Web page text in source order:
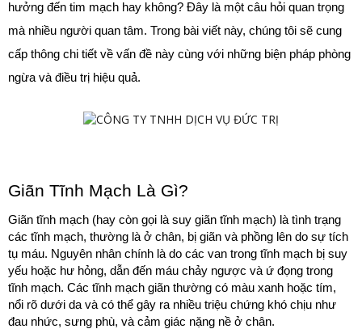
hưởng đến tim mạch hay không? Đây là một câu hỏi quan trọng
mà nhiều người quan tâm. Trong bài viết này, chúng tôi sẽ cung
cấp thông chi tiết về vấn đề này cùng với những biện pháp phòng
ngừa và điều trị hiệu quả.
Giãn Tĩnh Mạch Là Gì?
Giãn tĩnh mạch (hay còn gọi là suy giãn tĩnh mạch) là tình trạng
các tĩnh mạch, thường là ở chân, bị giãn và phồng lên do sự tích
tụ máu. Nguyên nhân chính là do các van trong tĩnh mạch bị suy
yếu hoặc hư hỏng, dẫn đến máu chảy ngược và ứ đọng trong
tĩnh mạch. Các tĩnh mạch giãn thường có màu xanh hoặc tím,
nổi rõ dưới da và có thể gây ra nhiều triệu chứng khó chịu như
đau nhức, sưng phù, và cảm giác nặng nề ở chân.